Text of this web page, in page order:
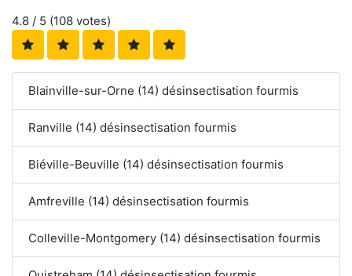
4.8 / 5 (108 votes)
Blainville-sur-Orne (14) désinsectisation fourmis
Ranville (14) désinsectisation fourmis
Biéville-Beuville (14) désinsectisation fourmis
Amfreville (14) désinsectisation fourmis
Colleville-Montgomery (14) désinsectisation fourmis